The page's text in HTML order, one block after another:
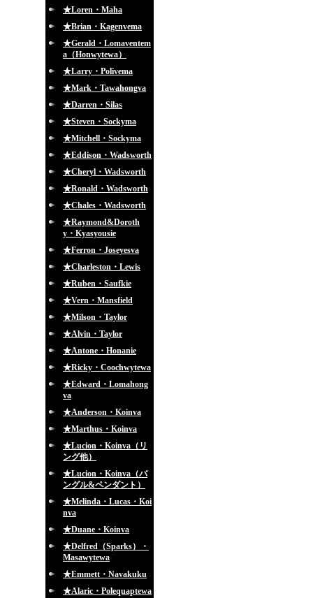
★Loren・Maha
★Brian・Kagenvema
★Gerald・Lomaventem
a（Honwytewa）
★Larry・Polivema
★Mark・Tawahongva
★Darren・Silas
★Steven・Sockyma
★Mitchell・Sockyma
★Eddison・Wadsworth
★Cheryl・Wadsworth
★Ronald・Wadsworth
★Chales・Wadsworth
★Raymond&Doroth
y・Kyasyousie
★Ferron・Joseyesva
★Charleston・Lewis
★Ruben・Saufkie
★Vern・Mansfield
★Milson・Taylor
★Alvin・Taylor
★Antone・Honanie
★Ricky・Coochwytewa
★Edward・Lomahong
va
★Anderson・Koinva
★Marthus・Koinva
★Lucion・Koinva（リ
ング他）
★Lucion・Koinva（バ
ングル&ペンダント）
★Melinda・Lucas・Koi
nva
★Duane・Koinva
★Delfred（Sparks）・
Masawytewa
★Emmett・Navakuku
★Alaric・Polequaptewa